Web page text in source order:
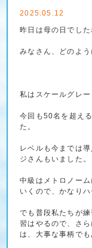
2025.05.12
昨日は母の日でした
みなさん、どのよう
私はスケールグレー
今回も50名を超え
た。
レベルも今までは
ジさんもいました。
中級はメトロノー
いくので、かなりハ
でも普段私たちが
習はやるので、さ
は、大事な事柄でも